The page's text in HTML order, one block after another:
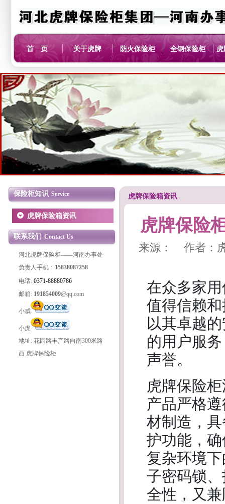
首 页 关于虎牌 防火保险柜 全钢保险柜 虎
保险柜知识 Service
虎牌保险箱资讯
联系我们 Contact Us
河北虎牌保险柜——河南办事处
负责人手机： 15838087258
电话: 0371-88880786
邮箱: 191854009@qq.com
小威
小虎
地址: 花园路丰产路向南300米路
西 虎牌保险柜
虎牌保险箱资讯
虎牌保险
来源： 作者：
在众多家
值得信赖
以其卓越
的用户服
声誉。
虎牌保险
产品严格
材制造，
护功能，
复杂环境
子密码锁
全性，又